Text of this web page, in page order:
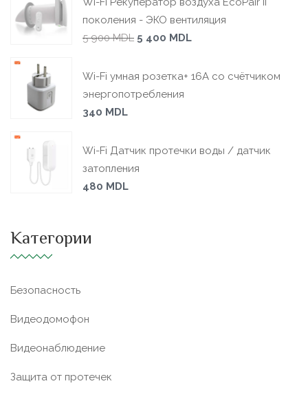
поколения - ЭКО вентиляция
5 900MDL 5 400 MDL
Wi-Fi умная розетка+ 16А со счётчиком
энергопотребления
340 MDL
Wi-Fi Датчик протечки воды / датчик
затопления
480 MDL
Категории
Безопасность
Видеодомофон
Видеонаблюдение
Защита от протечек